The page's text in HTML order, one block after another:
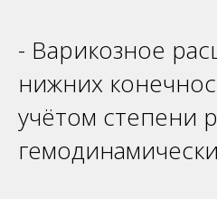
- Варикозное
нижних
учётом степени